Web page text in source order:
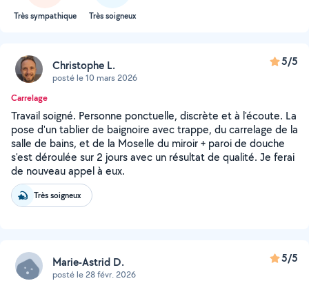
Très sympathique Très soigneux
Christophe L.
posté le 10 mars 2026
5/5
Carrelage
Travail soigné. Personne ponctuelle, discrète et à l'écoute. La
pose d'un tablier de baignoire avec trappe, du carrelage de la
salle de bains, et de la Moselle du miroir + paroi de douche
s'est déroulée sur 2 jours avec un résultat de qualité. Je ferai
de nouveau appel à eux.
Très soigneux
Marie-Astrid D.
posté le 28 févr. 2026
5/5